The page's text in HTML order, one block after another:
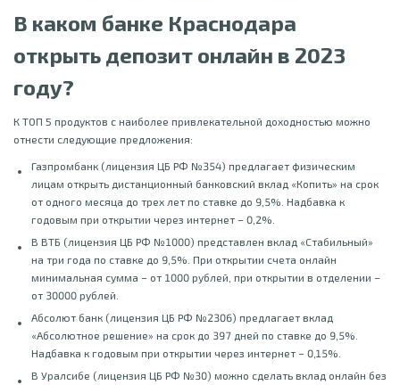
В каком банке Краснодара
открыть депозит онлайн в 2023
году?
К ТОП 5 продуктов с наиболее привлекательной доходностью можно
отнести следующие предложения:
Газпромбанк (лицензия ЦБ РФ №354) предлагает физическим
лицам открыть дистанционный банковский вклад «Копить» на срок
от одного месяца до трех лет по ставке до 9,5%. Надбавка к
годовым при открытии через интернет – 0,2%.
В ВТБ (лицензия ЦБ РФ №1000) представлен вклад «Стабильный»
на три года по ставке до 9,5%. При открытии счета онлайн
минимальная сумма – от 1000 рублей, при открытии в отделении –
от 30000 рублей.
Абсолют банк (лицензия ЦБ РФ №2306) предлагает вклад
«Абсолютное решение» на срок до 397 дней по ставке до 9,5%.
Надбавка к годовым при открытии через интернет – 0,15%.
В Уралсибе (лицензия ЦБ РФ №30) можно сделать вклад онлайн без